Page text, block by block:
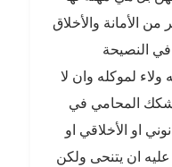
الأمانة والأخلاق
النصيحة
لموكله وان لا
المحامي في
او الأخلاقي او
ان يتنحى ولكن